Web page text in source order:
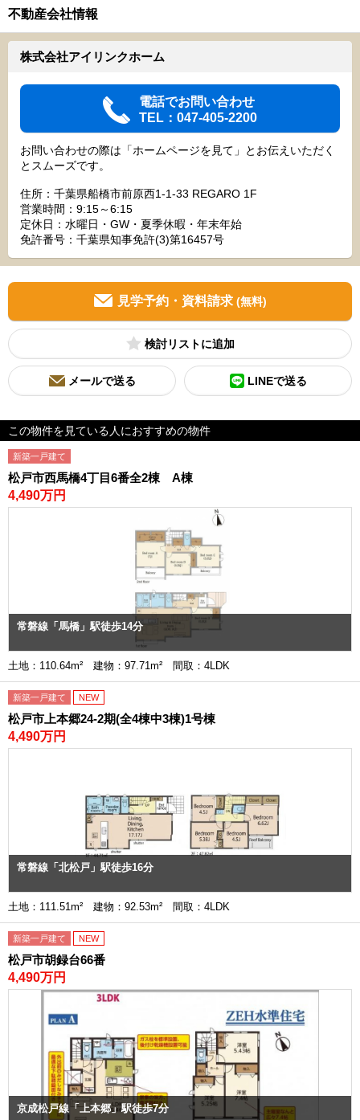
不動産会社情報
株式会社アイリンクホーム
電話でお問い合わせ
TEL：047-405-2200
お問い合わせの際は「ホームページを見て」とお伝えいただく
とスムーズです。
住所：千葉県船橋市前原西1-1-33 REGARO 1F
営業時間：9:15～6:15
定休日：水曜日・GW・夏季休暇・年末年始
免許番号：千葉県知事免許(3)第16457号
見学予約・資料請求 (無料)
検討リスト
メールで送る LINEで送る
この物件を見ている人におすすめの物件
新築一戸建て
松戸市西馬橋4丁目6番全2棟 A棟
4,490万円
常磐線「馬橋」駅徒歩14分
土地：110.64m² 建物：97.71m² 間取：4LDK
新築一戸建て NEW
松戸市上本郷24-2期(全4棟中3棟)1号棟
4,490万円
常磐線「北松戸」駅徒歩16分
土地：111.51m² 建物：92.53m² 間取：4LDK
新築一戸建て NEW
松戸市胡録台66番
4,490万円
京成松戸線「上本郷」駅徒歩7分